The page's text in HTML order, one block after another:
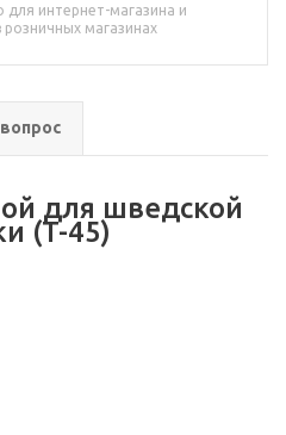
для интернет-магазина и
магазинах
для шведской
(T-45)